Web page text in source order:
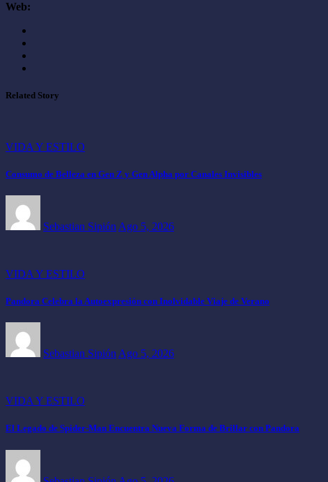
Web:
Related Story
VIDA Y ESTILO
Consumo de Belleza en Gen Z y Gen Alpha por Canales Invisibles
Sebastian Sipión Ago 5, 2026
VIDA Y ESTILO
Pandora Celebra la Autoexpresión con Inolvidable Viaje de Verano
Sebastian Sipión Ago 5, 2026
VIDA Y ESTILO
El Legado de Spider-Man Encuentra Nueva Forma de Brillar con Pandora